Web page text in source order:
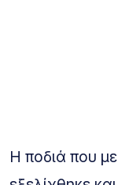
Η ποδιά που